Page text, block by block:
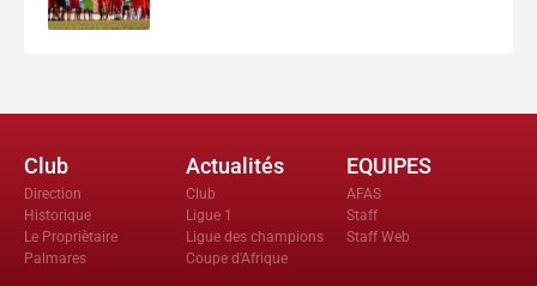
Club
Direction
Historique
Le Propriètaire
Palmares
Actualités
Club
Ligue 1
Ligue des champions
Coupe d'Afrique
EQUIPES
AFAS
Staff
Staff Web